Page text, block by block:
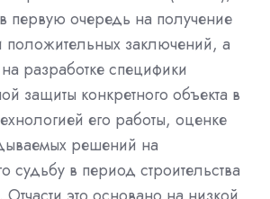
первую очередь на получение
положительных заключений, а
разработке специфики
защиты конкретного объекта в
его работы, оценке
решений на
судьбу в период строительства